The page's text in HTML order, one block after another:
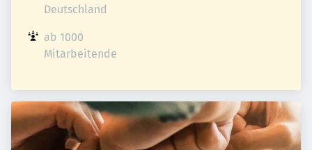
Deutschland
ab 1000
Mitarbeitende